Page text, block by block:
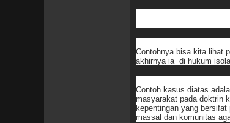
Contohnya bisa kita lihat
akhirnya ia di hukum
Contoh kasus diatas
masyarakat pada doktrin
kepentingan yang
massal dan komunitas